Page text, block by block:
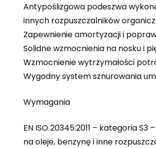
Antypoślizgowa podeszwa
innych rozpuszczalników
Zapewnienie amortyzacji i
Solidne wzmocnienia na nosku i
Wzmocnienie wytrzymałości
Wygodny system sznurowania
Wymagania
EN ISO 20345:2011 – kategoria
na oleje, benzynę i inne